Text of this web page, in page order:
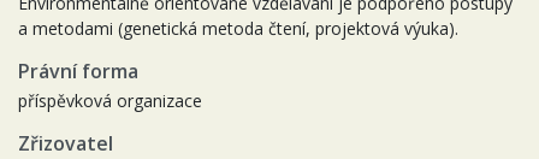
a metodami (genetická metoda čtení, projektová výuka).
Právní forma
příspěvková organizace
Zřizovatel